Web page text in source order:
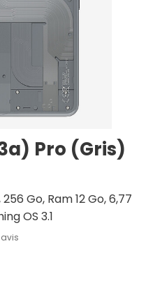
Pro (Gris)
Go, Ram 12 Go, 6,77
OS 3.1